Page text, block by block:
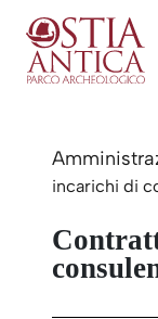
Salta al contenuto
Navigazione
incarichi di